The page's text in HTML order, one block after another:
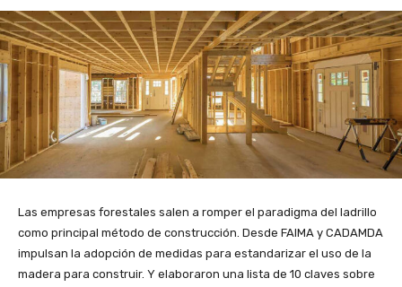
Las empresas forestales salen a romper el paradigma del ladrillo
como principal método de construcción. Desde FAIMA y CADAMDA
impulsan la adopción de medidas para estandarizar el uso de la
madera para construir. Y elaboraron una lista de 10 claves sobre